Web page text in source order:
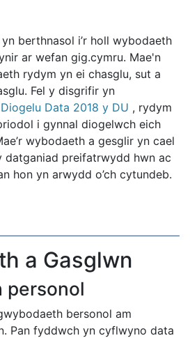
berthnasol i’r holl wybodaeth
ar wefan gig.cymru. Mae'n
rydym yn ei chasglu, sut a
Fel y disgrifir yn
Data 2018 y DU , rydym
i gynnal diogelwch eich
wybodaeth a gesglir yn cael
datganiad preifatrwydd hwn ac
hon yn arwydd o’ch cytundeb.
a Gasglwn
personol
bersonol am
Pan fyddwch yn cyflwyno data